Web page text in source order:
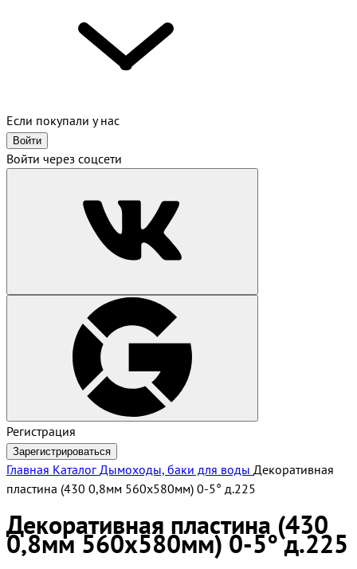
Если покупали у нас
Войти
Войти через соцсети
Регистрация
Зарегистрироваться
Главная Каталог Дымоходы, баки для воды Декоративная
пластина (430 0,8мм 560х580мм) 0-5° д.225
Декоративная пластина (430
0,8мм 560х580мм) 0-5° д.225